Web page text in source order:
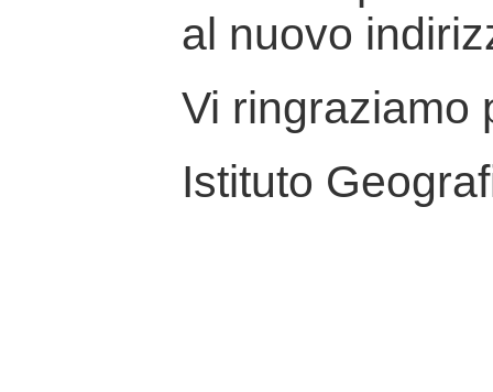
al nuovo
Vi ringraziamo
Istituto